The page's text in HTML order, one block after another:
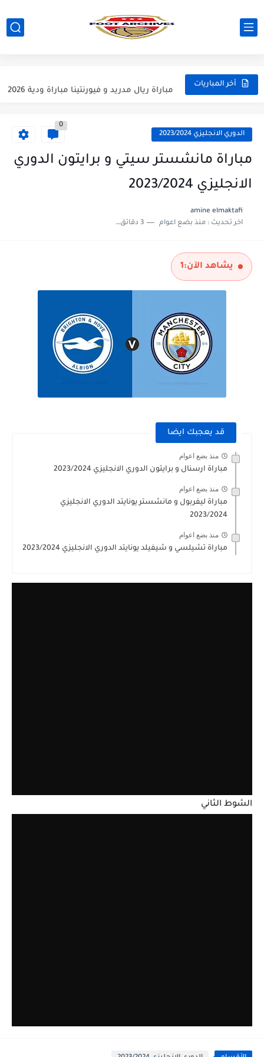
أخر المباريات
مباراة مانشستر يونايتد و اتلتيكو مدريد مباراة ودية 2026
مباراة ريال مدريد و فيورنتينا مباراة ودية 2026
مباراة برشلونة و بيرمنغهام مباراة ودية 2026
مباراة سيلتيك و ميلان مباراة ودية 2026
الدوري الانجليزي 2023/2024
0
مباراة مانشستر سيتي و برايتون الدوري
الانجليزي 2023/2024
amine elmaktafi
اخر تحديث :منذ بضع اعوام 3 دقائق للقراءة
يشاهد الآن:1
قد يعجبك ايضا
منذ بضع اعوام
مباراة ارسنال و برايتون الدوري الانجليزي 2023/2024
منذ بضع اعوام
مباراة ليفربول و مانشستر يونايتد الدوري الانجليزي
2023/2024
منذ بضع اعوام
مباراة تشيلسي و شيفيلد يونايتد الدوري الانجليزي 2023/2024
الشوط الثاني